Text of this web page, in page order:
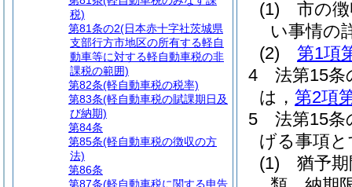
(1)
市の
い事情の
(2)
第1項
4
法第15条
は， 第2項
5
法第15
げる事項
(1)
猶予
税)
第81条の2(日本赤十字社茨城県
支部行方市地区の所有する軽自
動車等に対する軽自動車税の非
課税の範囲)
第82条(軽自動車税の税率)
第83条(軽自動車税の賦課期日及
び納期)
第84条
第85条(軽自動車税の徴収の方
法)
第86条
第87条(軽自動車税に関する申告